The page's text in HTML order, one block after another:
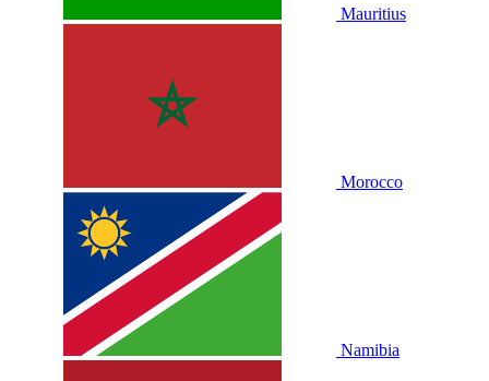
Mauritius
Morocco
Namibia